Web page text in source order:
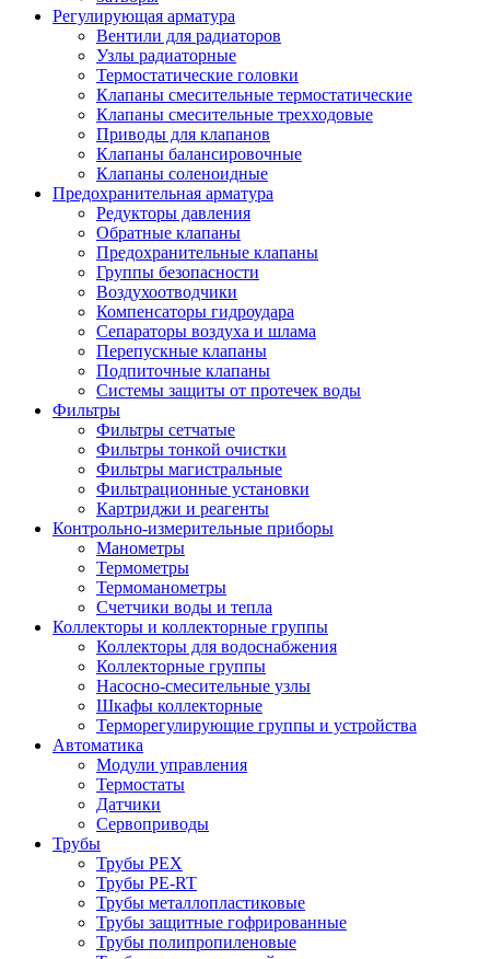
Регулирующая арматура
Вентили для радиаторов
Узлы радиаторные
Термостатические головки
Клапаны смесительные термостатические
Клапаны смесительные трехходовые
Приводы для клапанов
Клапаны балансировочные
Клапаны соленоидные
Предохранительная арматура
Редукторы давления
Обратные клапаны
Предохранительные клапаны
Группы безопасности
Воздухоотводчики
Компенсаторы гидроудара
Сепараторы воздуха и шлама
Перепускные клапаны
Подпиточные клапаны
Системы защиты от протечек воды
Фильтры
Фильтры сетчатые
Фильтры тонкой очистки
Фильтры магистральные
Фильтрационные установки
Картриджи и реагенты
Контрольно-измерительные приборы
Манометры
Термометры
Термоманометры
Счетчики воды и тепла
Коллекторы и коллекторные группы
Коллекторы для водоснабжения
Коллекторные группы
Насосно-смесительные узлы
Шкафы коллекторные
Терморегулирующие группы и устройства
Автоматика
Модули управления
Термостаты
Датчики
Сервоприводы
Трубы
Трубы PEX
Трубы PE-RT
Трубы металлопластиковые
Трубы защитные гофрированные
Трубы полипропиленовые